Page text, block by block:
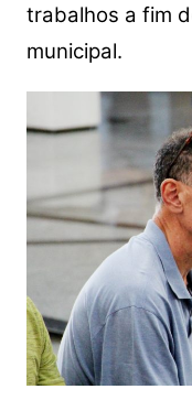
trabalhos a fim
municipal.